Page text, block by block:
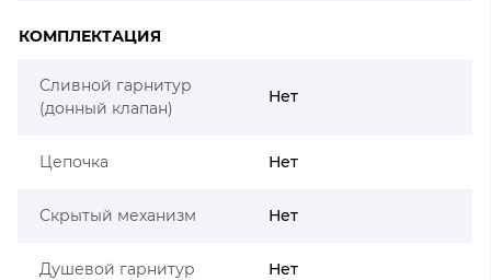
КОМПЛЕКТАЦИЯ
Сливной гарнитур
(донный клапан)
Нет
Цепочка Нет
Скрытый механизм Нет
Душевой гарнитур Нет